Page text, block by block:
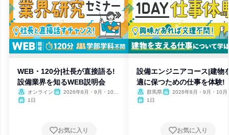
WEB・120分|社長が直接語る!
設備業界を知るWEB説明会
オンライン
2026年8月・9月・10
1日
お気に入り
設備エンジニアコース|建物
適に保つための仕事を体験!
群馬県
2026年8月・9月・10月
1日
お気に入り